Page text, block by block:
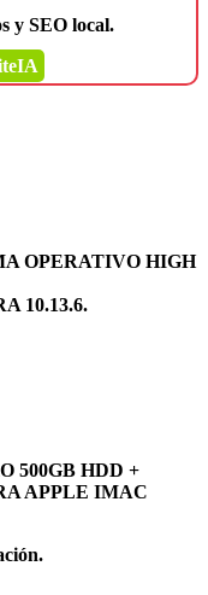
y SEO local.
OPERATIVO HIGH
10.13.6.
500GB HDD +
APPLE IMAC